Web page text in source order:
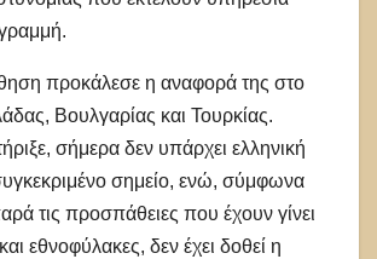
προκάλεσε η αναφορά της στο
Βουλγαρίας και Τουρκίας.
σήμερα δεν υπάρχει ελληνική
σημείο, ενώ, σύμφωνα
τις προσπάθειες που έχουν γίνει
εθνοφύλακες, δεν έχει δοθεί η